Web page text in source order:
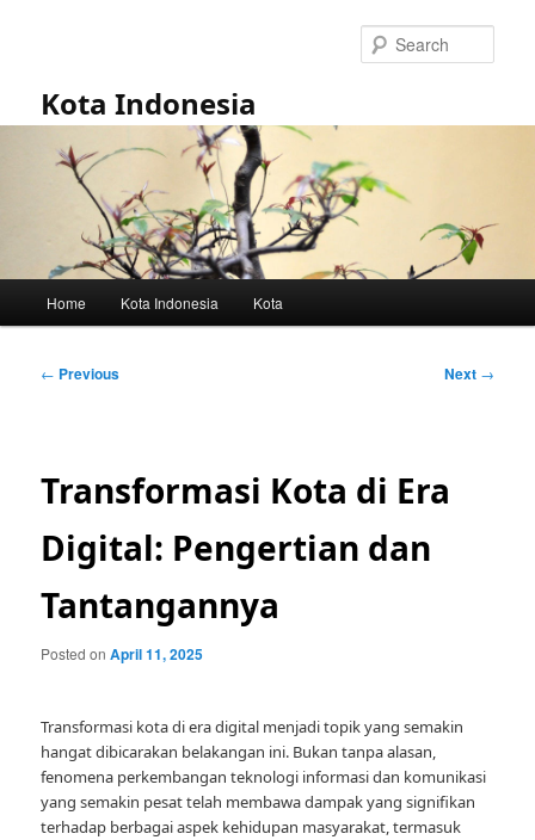
Kota Indonesia
Home Kota Indonesia Kota
Post
← Previous Next →
Transformasi Kota di Era
Digital: Pengertian dan
Tantangannya
Posted onApril 11, 2025
Transformasi kota di era digital menjadi topik yang semakin
hangat dibicarakan belakangan ini. Bukan tanpa alasan,
fenomena perkembangan teknologi informasi dan komunikasi
yang semakin pesat telah membawa dampak yang signifikan
terhadap berbagai aspek kehidupan masyarakat, termasuk